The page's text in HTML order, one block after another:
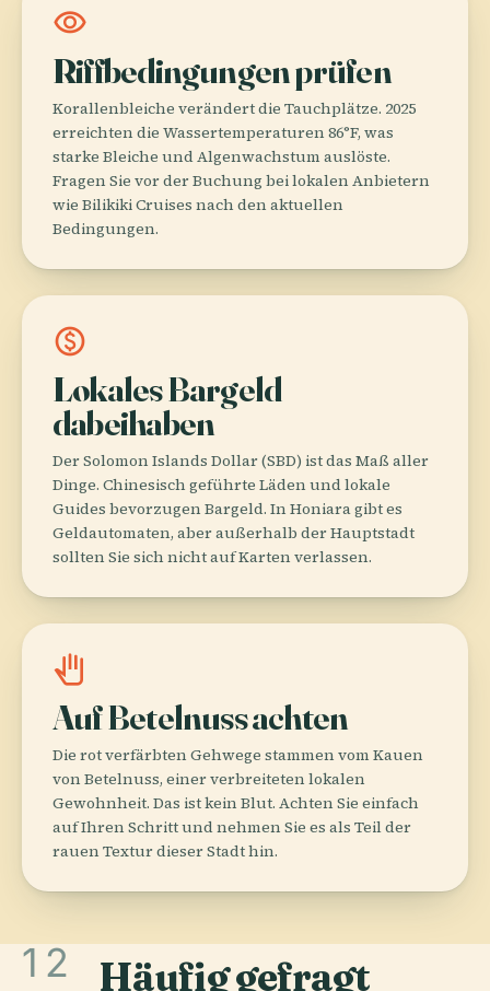
visibility
Riffbedingungen prüfen
Korallenbleiche verändert die Tauchplätze. 2025
erreichten die Wassertemperaturen 86°F, was
starke Bleiche und Algenwachstum auslöste.
Fragen Sie vor der Buchung bei lokalen Anbietern
wie Bilikiki Cruises nach den aktuellen
Bedingungen.
monetization_on
Lokales Bargeld
dabeihaben
Der Solomon Islands Dollar (SBD) ist das Maß aller
Dinge. Chinesisch geführte Läden und lokale
Guides bevorzugen Bargeld. In Honiara gibt es
Geldautomaten, aber außerhalb der Hauptstadt
sollten Sie sich nicht auf Karten verlassen.
pan_tool
Auf Betelnuss achten
Die rot verfärbten Gehwege stammen vom Kauen
von Betelnuss, einer verbreiteten lokalen
Gewohnheit. Das ist kein Blut. Achten Sie einfach
auf Ihren Schritt und nehmen Sie es als Teil der
rauen Textur dieser Stadt hin.
12 Häufig gefragt